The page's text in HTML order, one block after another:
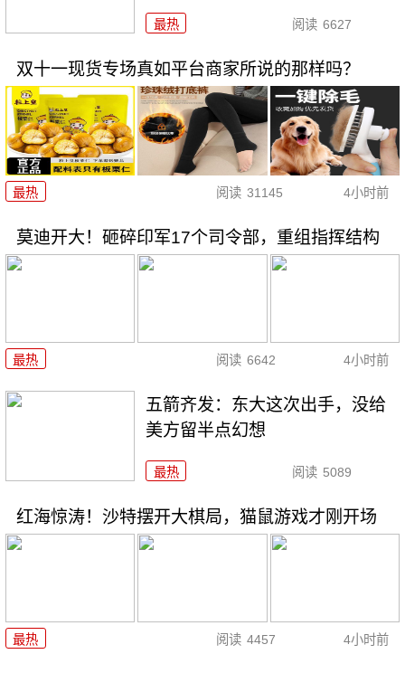
最热 阅读 6627
双十一现货专场真如平台商家所说的那样吗？
最热 阅读 31145 4小时前
莫迪开大！砸碎印军17个司令部，重组指挥结构
最热 阅读 6642 4小时前
五箭齐发：东大这次出手，没给
美方留半点幻想
最热 阅读 5089
红海惊涛！沙特摆开大棋局，猫鼠游戏才刚开场
最热 阅读 4457 4小时前